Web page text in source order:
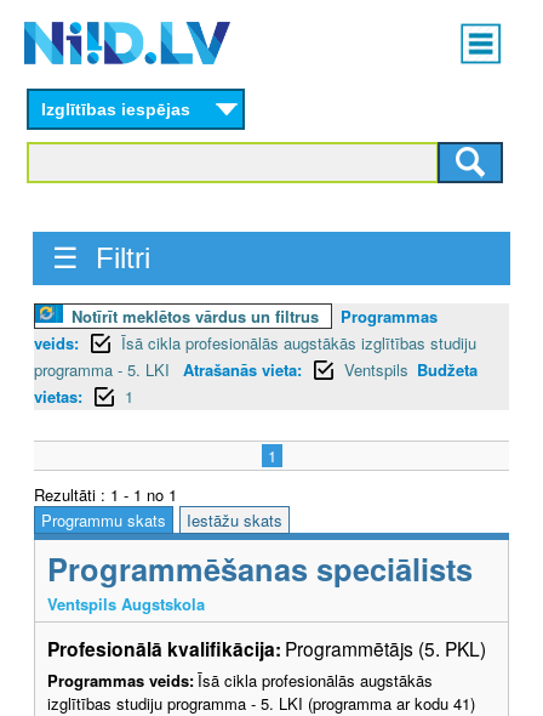
content
Main
menu
Izglītības iespējas
☰ Filtri
Notīrīt meklētos vārdus un filtrus
Programmas
veids:
Īsā cikla profesionālās augstākās izglītības studiju
programma - 5. LKI
Atrašanās vieta: Ventspils Budžeta
vietas:
1
1
Rezultāti : 1 - 1 no 1
Programmu skats
Iestāžu skats
Programmēšanas speciālists
Ventspils Augstskola
Profesionālā kvalifikācija: Programmētājs (5. PKL)
Programmas veids:Īsā cikla profesionālās augstākās
izglītības studiju programma - 5. LKI (programma ar kodu 41)